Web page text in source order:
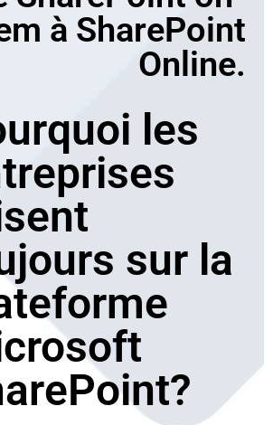
à SharePoint
Online.
les
sur la